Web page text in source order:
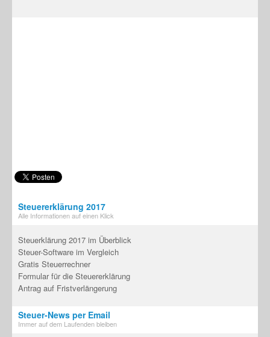
Steuererklärung 2017
Alle Informationen auf einen Klick
Steuerklärung 2017 im Überblick
Steuer-Software im Vergleich
Gratis Steuerrechner
Formular für die Steuererklärung
Antrag auf Fristverlängerung
Steuer-News per Email
Immer auf dem Laufenden bleiben